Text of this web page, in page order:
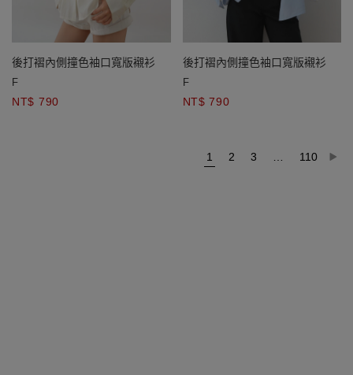
後打褶內側撞色袖口寬版襯衫
F
NT$ 790
後打褶內側撞色袖口寬版襯衫
F
NT$ 790
1 2 3 110